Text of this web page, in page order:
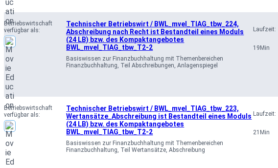
Betriebswirtschaft
verfügbar als:
Technischer Betriebswirt / BWL_mvel_TIAG_tbw_224,
Abschreibung nach Recht ist Bestandteil eines Moduls
(24 LB) bzw. des Kompaktangebotes
BWL_mvel_TIAG_tbw_T2-2
Basiswissen zur Finanzbuchhaltung mit Themenbereichen
Finanzbuchhaltung, Teil Abschreibungen, Anlagenspiegel
Laufzeit:
19 Min
Betriebswirtschaft
verfügbar als:
Technischer Betriebswirt / BWL_mvel_TIAG_tbw_223,
Wertansätze_Abschreibung ist Bestandteil eines Moduls
(24 LB) bzw. des Kompaktangebotes
BWL_mvel_TIAG_tbw_T2-2
Basiswissen zur Finanzbuchhaltung mit Themenbereichen
Finanzbuchhaltung, Teil Wertansätze, Abschreibung
Laufzeit:
21 Min